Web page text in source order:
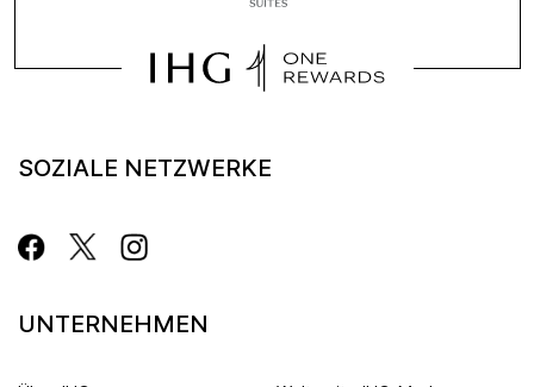
SOZIALE NETZWERKE
UNTERNEHMEN